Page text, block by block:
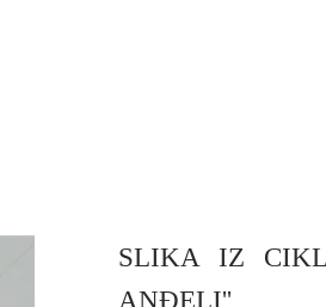
SLIKA IZ
ANĐELI''